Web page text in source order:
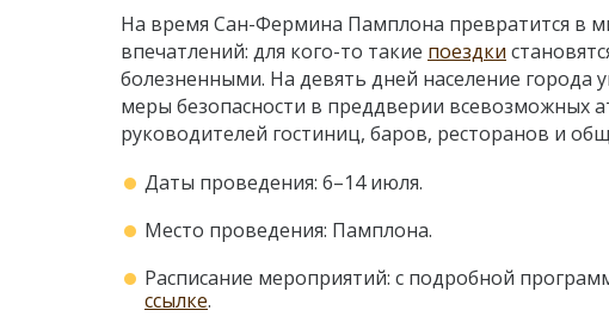
На время Сан-Фермина Памплона превратится в
впечатлений: для кого-то такие поездки
болезненными. На девять дней население города
меры безопасности в преддверии всевозможных
руководителей гостиниц, баров, ресторанов и
Даты проведения: 6–14 июля.
Место проведения: Памплона.
Расписание мероприятий: с подробной
ссылке.